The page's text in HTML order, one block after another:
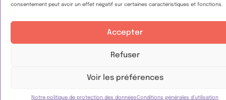
consentement peut avoir un effet négatif sur certaines caractéristiques et fonctions.
Accepter
Refuser
Voir les préférences
Notre politique de protection des donnéesConditions générales d’utilisation